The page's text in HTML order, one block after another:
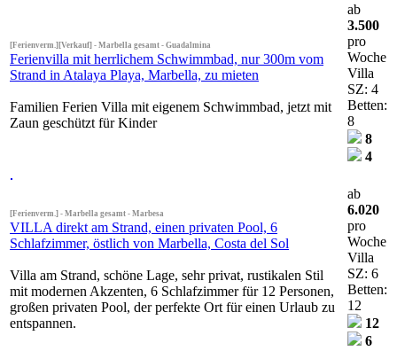
[Ferienverm.][Verkauf] - Marbella gesamt - Guadalmina
Ferienvilla mit herrlichem Schwimmbad, nur 300m vom
Strand in Atalaya Playa, Marbella, zu mieten
Familien Ferien Villa mit eigenem Schwimmbad, jetzt mit
Zaun geschützt für Kinder
ab
3.500
pro
Woche
Villa
SZ: 4
Betten:
8
8
4
[Ferienverm.] - Marbella gesamt - Marbesa
VILLA direkt am Strand, einen privaten Pool, 6
Schlafzimmer, östlich von Marbella, Costa del Sol
Villa am Strand, schöne Lage, sehr privat, rustikalen Stil
mit modernen Akzenten, 6 Schlafzimmer für 12 Personen,
großen privaten Pool, der perfekte Ort für einen Urlaub zu
entspannen.
ab
6.020
pro
Woche
Villa
SZ: 6
Betten:
12
12
6